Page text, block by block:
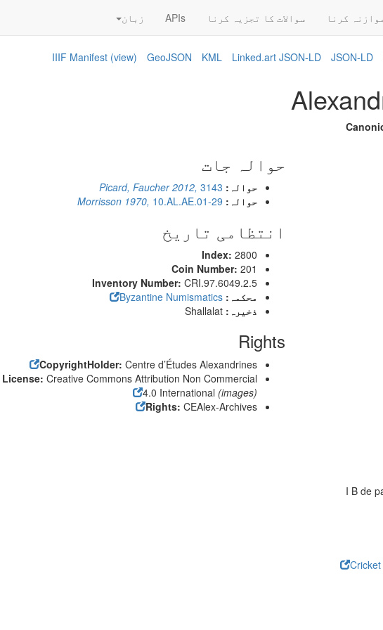
زبان APIs سوالات کا تجزیہ کرنا موازنہ کرنا
JSON-LD
Linked.art JSON-LD
KML
GeoJSON
IIIF Manifest (view)
I B de
حوالہ جات
حوالہ: Picard, Faucher 2012, 3143
حوالہ:
Morrisson 1970, 10.AL.AE.01-29
انتظامی تاریخ
Index: 2800
Coin Number: 201
Inventory Number: CRI.97.6049.2.5
محکمہ: Byzantine Numismatics
ذخیرہ: Shallalat
Rights
CopyrightHolder: Centre d’Études Alexandrines
License: Creative Commons Attribution Non Commercial
4.0 International (images)
Rights: CEAlex-Archives